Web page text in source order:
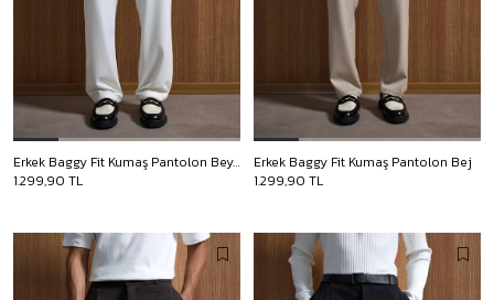
Erkek Baggy Fit Kumaş Pantolon Beyaz
1.299,90 TL
Erkek Baggy Fit Kumaş Pantolon Bej
1.299,90 TL